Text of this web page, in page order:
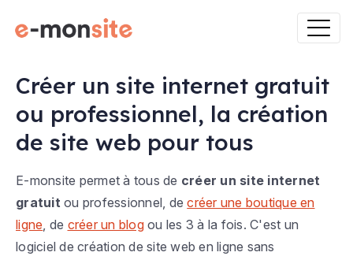
Créer un site internet gratuit
ou professionnel, la création
de site web pour tous
E-monsite permet à tous de créer un site internet
gratuit ou professionnel, decréer une boutique en
ligne , de créer un blogou les 3 à la fois. C'est un
logiciel de création de site web en ligne sans